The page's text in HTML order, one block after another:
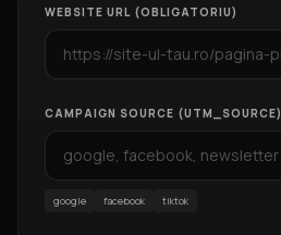
WEBSITE URL (OBLIGATORIU)
CAMPAIGN SOURCE (UTM_SOURCE)
google facebook tiktok